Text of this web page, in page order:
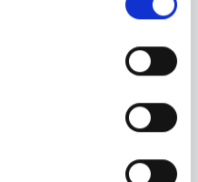
onnistuu mittavan
tässä, niin